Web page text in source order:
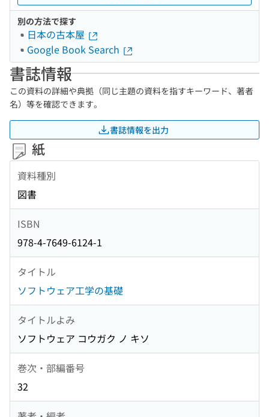
別の方法で探す
日本の古本屋
Google Book Search
書誌情報
この資料の詳細や典拠（同じ主題の資料を指すキーワード、著者
名）等を確認できます。
書誌情報を出力
紙
資料種別
図書
ISBN
978-4-7649-6124-1
タイトル
ソフトウェア工学の基礎
タイトルよみ
ソフトウェア コウガク ノ キソ
巻次・部編番号
32